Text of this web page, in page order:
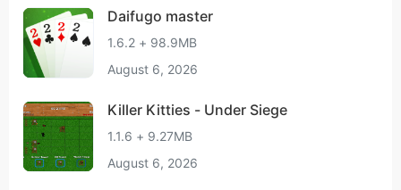
Daifugo master
1.6.2 + 98.9MB
August 6, 2026
Killer Kitties - Under Siege
1.1.6 + 9.27MB
August 6, 2026